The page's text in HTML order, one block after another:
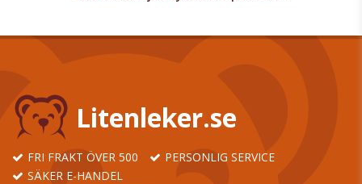
Litenleker.se
FRI FRAKT ÖVER 500
PERSONLIG SERVICE
SÄKER E-HANDEL